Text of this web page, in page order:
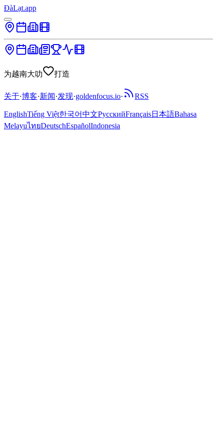
ĐàLạt.app
为越南大叻 打造
关于·博客·新闻·发现·goldenfocus.io· RSS
EnglishTiếng Việt한국어中文РусскийFrançais日本語Bahasa
MelayuไทยDeutschEspañolIndonesia